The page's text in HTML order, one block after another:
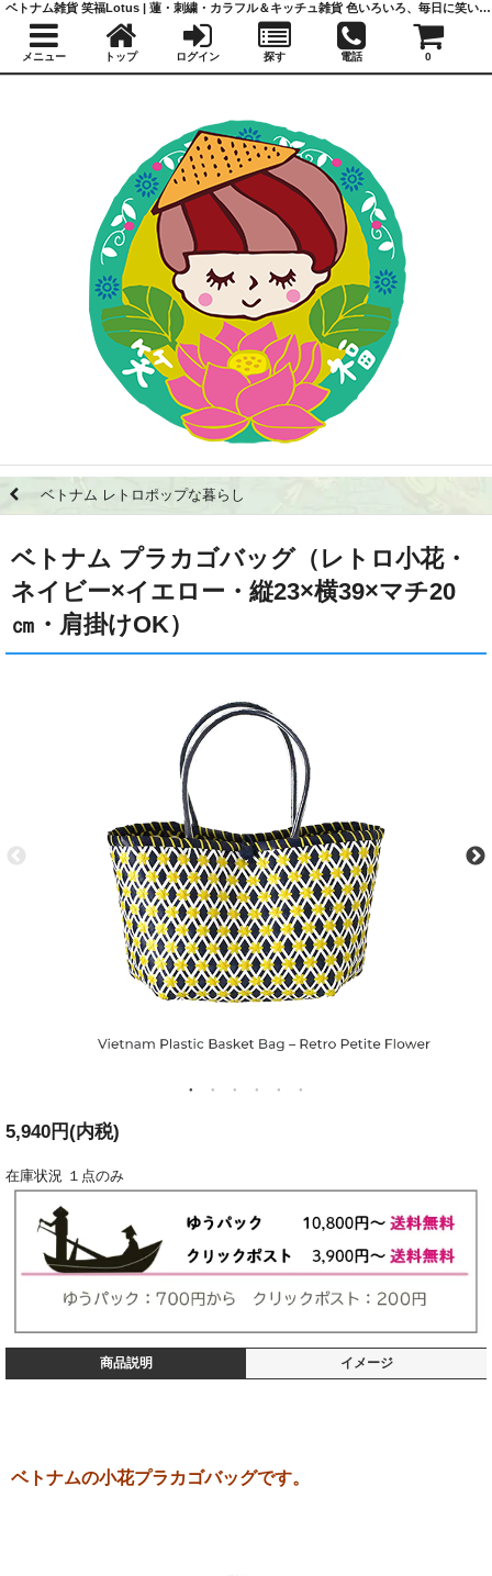
ベトナム レトロポップな暮らし
ベトナム プラカゴバッグ（レトロ小花・
ネイビー×イエロー・縦23×横39×マチ20
㎝・肩掛けOK）
5,940円(内税)
在庫状況 １点のみ
商品説明 イメージ
ベトナムの小花プラカゴバッグです。
ベトナム雑貨 笑福Lotus | 蓮・刺繍・カラフル＆キッチュ雑貨 色いろいろ、毎日に笑いと福を
メニュー トップ ログイン 探す 電話 0